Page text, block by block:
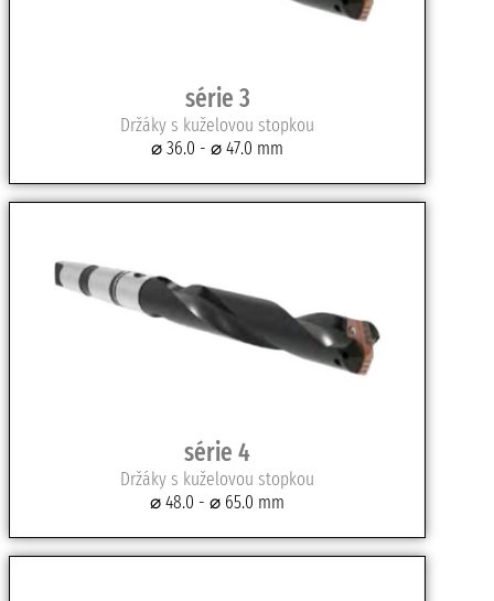
série 3
Držáky s kuželovou stopkou
⌀ 36.0 - ⌀ 47.0 mm
série 4
Držáky s kuželovou stopkou
⌀ 48.0 - ⌀ 65.0 mm